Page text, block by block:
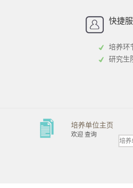
招办
院
快捷
培养环
研究生
培养单位主页
欢迎 查询